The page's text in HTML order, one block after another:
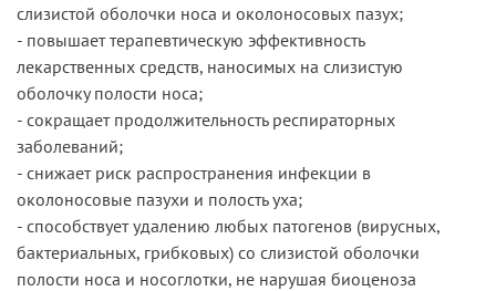
слизистой оболочки носа и околоносовых пазух;
- повышает терапевтическую эффективность
лекарственных средств, наносимых на слизистую
оболочку полости носа;
- сокращает продолжительность респираторных
заболеваний;
- снижает риск распространения инфекции в
околоносовые пазухи и полость уха;
- способствует удалению любых патогенов (вирусных,
бактериальных, грибковых) со слизистой оболочки
полости носа и носоглотки, не нарушая биоценоза